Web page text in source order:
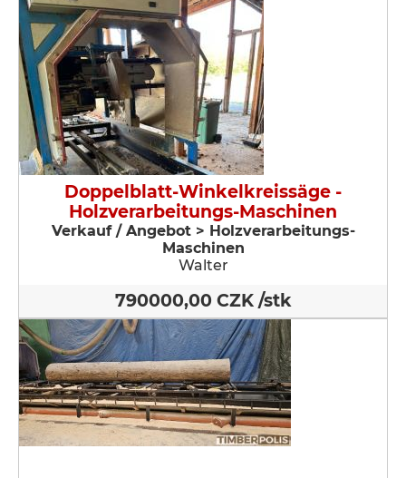
Doppelblatt-Winkelkreissäge -
Holzverarbeitungs-Maschinen
Verkauf / Angebot > Holzverarbeitungs-
Maschinen
Walter
790000,00 CZK /stk